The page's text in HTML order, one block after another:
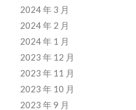
2024 年 3 月
2024 年 2 月
2024 年 1 月
2023 年 12 月
2023 年 11 月
2023 年 10 月
2023 年 9 月